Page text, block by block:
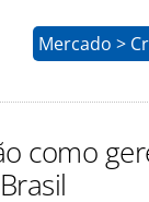
Mercado >
como